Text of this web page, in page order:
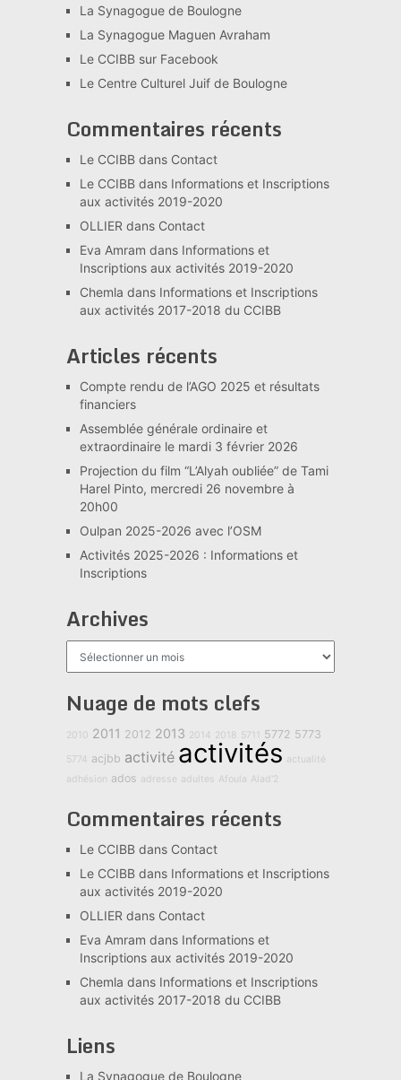
La Synagogue de Boulogne
La Synagogue Maguen Avraham
Le CCIBB sur Facebook
Le Centre Culturel Juif de Boulogne
Commentaires récents
Le CCIBBdans Contact
Le CCIBBdans Informations et Inscriptions
aux activités 2019-2020
OLLIERdans Contact
Eva Amram dans Informations et
Inscriptions aux activités 2019-2020
Chemla dans Informations et Inscriptions
aux activités 2017-2018 du CCIBB
Articles récents
Compte rendu de l’AGO 2025 et résultats
financiers
Assemblée générale ordinaire et
extraordinaire le mardi 3 février 2026
Projection du film “L’Alyah oubliée” de Tami
Harel Pinto, mercredi 26 novembre à
20h00
Oulpan 2025-2026 avec l’OSM
Activités 2025-2026 : Informations et
Inscriptions
Archives
Archives
Nuage de mots clefs
2010 2011 2012 2013 2014 2018 5711 5772 5773
5774 acjbb activité activités actualité
adhésion ados adresse adultes Afoula Alad'2
Commentaires récents
Le CCIBBdans Contact
Le CCIBBdans Informations et Inscriptions
aux activités 2019-2020
OLLIERdans Contact
Eva Amram dans Informations et
Inscriptions aux activités 2019-2020
Chemla dans Informations et Inscriptions
aux activités 2017-2018 du CCIBB
Liens
La Synagogue de Boulogne